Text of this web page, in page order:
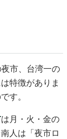
市、台湾一の
特徴がありま
す。
は月・火・金の
人は「夜市ロ